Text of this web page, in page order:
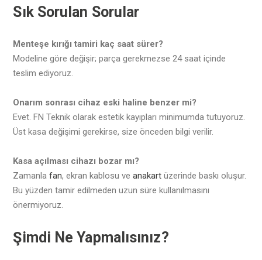
Sık Sorulan Sorular
Menteşe kırığı tamiri kaç saat sürer?
Modeline göre değişir; parça gerekmezse 24 saat içinde
teslim ediyoruz.
Onarım sonrası cihaz eski haline benzer mi?
Evet. FN Teknik olarak estetik kayıpları minimumda tutuyoruz.
Üst kasa değişimi gerekirse, size önceden bilgi verilir.
Kasa açılması cihazı bozar mı?
Zamanlafan, ekran kablosu veanakart üzerinde baskı oluşur.
Bu yüzden tamir edilmeden uzun süre kullanılmasını
önermiyoruz.
Şimdi Ne Yapmalısınız?